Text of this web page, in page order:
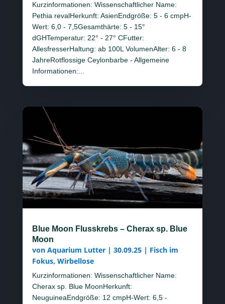
Kurzinformationen: Wissenschaftlicher Name:
Pethia revalHerkunft: AsienEndgröße: 5 - 6 cmpH-
Wert: 6,0 - 7,5Gesamthärte: 5 - 15°
dGHTemperatur: 22° - 27° CFutter:
AllesfresserHaltung: ab 100L VolumenAlter: 6 - 8
JahreRotflossige Ceylonbarbe - Allgemeine
Informationen:...
Blue Moon Flusskrebs – Cherax sp. Blue
Moon
von Aquarium Lutter| 30.09.25| Fisch im
Fokus, Wirbellose
Kurzinformationen: Wissenschaftlicher Name:
Cherax sp. Blue MoonHerkunft:
NeuguineaEndgröße: 12 cmpH-Wert: 6,5 -